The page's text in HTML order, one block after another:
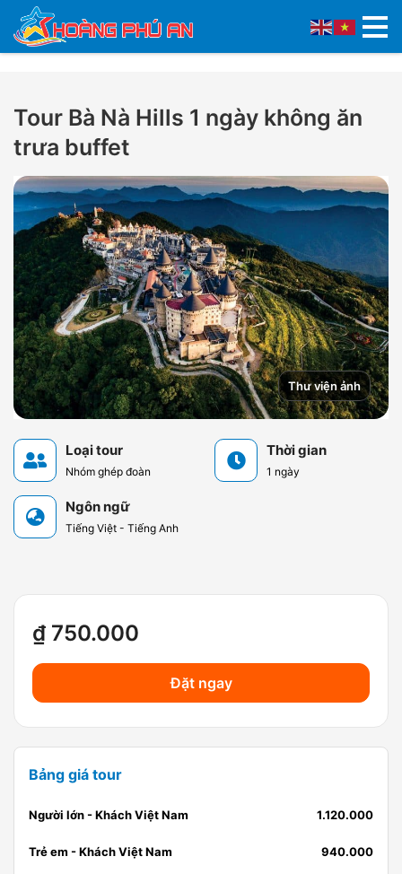
Tour Bà Nà Hills 1 ngày không ăn
trưa buffet
Thư viện ảnh
Loại tour
Nhóm ghép đoàn
Thời gian
1 ngày
Ngôn ngữ
Tiếng Việt - Tiếng Anh
₫ 750.000
Đặt ngay
Bảng giá tour
Người lớn - Khách Việt Nam 1.120.000
Trẻ em - Khách Việt Nam 940.000